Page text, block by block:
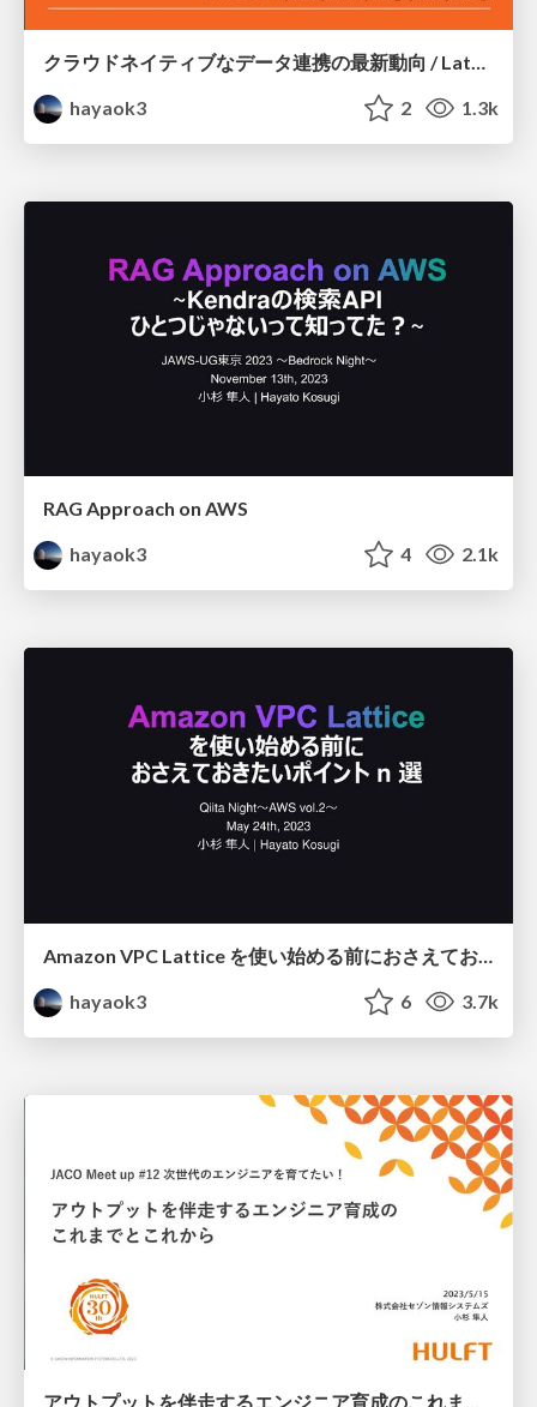
クラウドネイティブなデータ連携の最新動向 / Latest trends in cloud-native data integration
hayaok3
2 1.3k
RAG Approach on AWS
hayaok3
4 2.1k
Amazon VPC Lattice を使い始める前におさえておきたいポイント n 選 / Introduction to VPC Lattice
hayaok3
6 3.7k